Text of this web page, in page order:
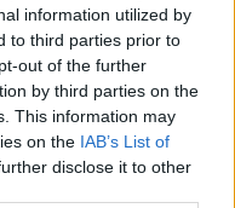
information utilized by
to third parties prior to
out of the further
by third parties on the
This information may
on the IAB’s List of
disclose it to other
στοInstagram